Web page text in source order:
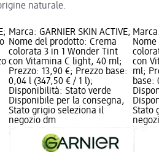
naturale.
Marca: GARNIER SKIN ACTIVE;
Nome del prodotto: Crema
colorata 3 in 1 Wonder Tint
con Vitamina C light, 40 ml;
Prezzo: 13,90 €; Prezzo base:
0,04 l (347,50 € / 1 l);
Disponibilità: Stato verde
Disponibile per la consegna,
Stato grigio seleziona il
negozio dm
con
ml;
base:
Stato